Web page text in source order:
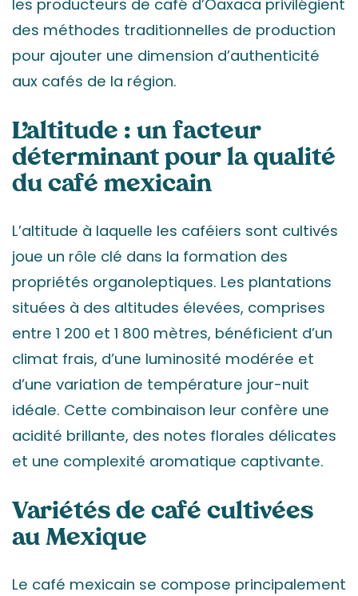
les producteurs de café d’Oaxaca privilégient
des méthodes traditionnelles de production
pour ajouter une dimension d’authenticité
aux cafés de la région.
L’altitude : un facteur
déterminant pour la qualité
du café mexicain
L’altitude à laquelle les caféiers sont cultivés
joue un rôle clé dans la formation des
propriétés organoleptiques. Les plantations
situées à des altitudes élevées, comprises
entre 1 200 et 1 800 mètres, bénéficient d’un
climat frais, d’une luminosité modérée et
d’une variation de température jour-nuit
idéale. Cette combinaison leur confère une
acidité brillante, des notes florales délicates
et une complexité aromatique captivante.
Variétés de café cultivées
au Mexique
Le café mexicain se compose principalement